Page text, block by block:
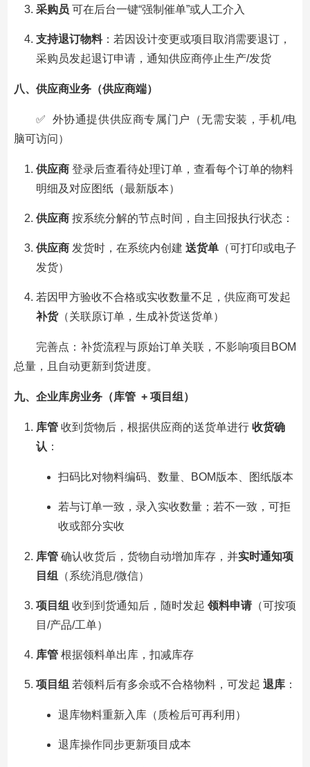
采购员 可在后台一键“强制催单”或人工介入
支持退订物料：若因设计变更或项目取消需要退订，
采购员发起退订申请，通知供应商停止生产/发货
八、供应商业务（供应商端）
✅ 外协通提供供应商专属门户（无需安装，手机/电
脑可访问）
供应商 登录后查看待处理订单，查看每个订单的物料
明细及对应图纸（最新版本）
供应商 按系统分解的节点时间，自主回报执行状态：
供应商 发货时，在系统内创建 送货单（可打印或电子
发货）
若因甲方验收不合格或实收数量不足，供应商可发起
补货（关联原订单，生成补货送货单）
完善点：补货流程与原始订单关联，不影响项目BOM
总量，且自动更新到货进度。
九、企业库房业务（库管 + 项目组）
库管 收到货物后，根据供应商的送货单进行 收货确
认 ：
扫码比对物料编码、数量、BOM版本、图纸版本
若与订单一致，录入实收数量；若不一致，可拒
收或部分实收
库管 确认收货后，货物自动增加库存，并实时通知项
目组
（系统消息/微信）
项目组 收到到货通知后，随时发起 领料申请（可按项
目/产品/工单）
库管 根据领料单出库，扣减库存
项目组 若领料后有多余或不合格物料，可发起 退库：
退库物料重新入库（质检后可再利用）
退库操作同步更新项目成本